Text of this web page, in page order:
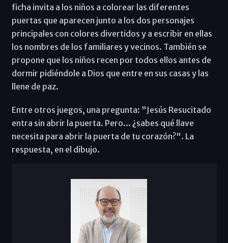
ficha invita a los niños a colorear las diferentes
puertas que aparecen junto a los dos personajes
principales con colores divertidos y a escribir en ellas
los nombres de los familiares y vecinos. También se
propone que los niños recen por todos ellos antes de
dormir pidiéndole a Dios que entre en sus casas y las
llene de paz.
Entre otros juegos, una pregunta: "Jesús Resucitado
entra sin abrir la puerta. Pero... ¿sabes qué llave
necesita para abrir la puerta de tu corazón?". La
respuesta, en el dibujo.